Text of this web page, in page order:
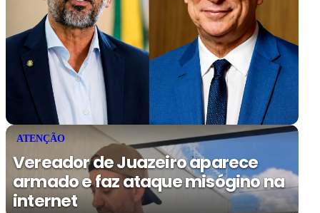
ATENÇÃO
Vereador de Juazeiro aparece
armado e faz ataque misógino na
internet